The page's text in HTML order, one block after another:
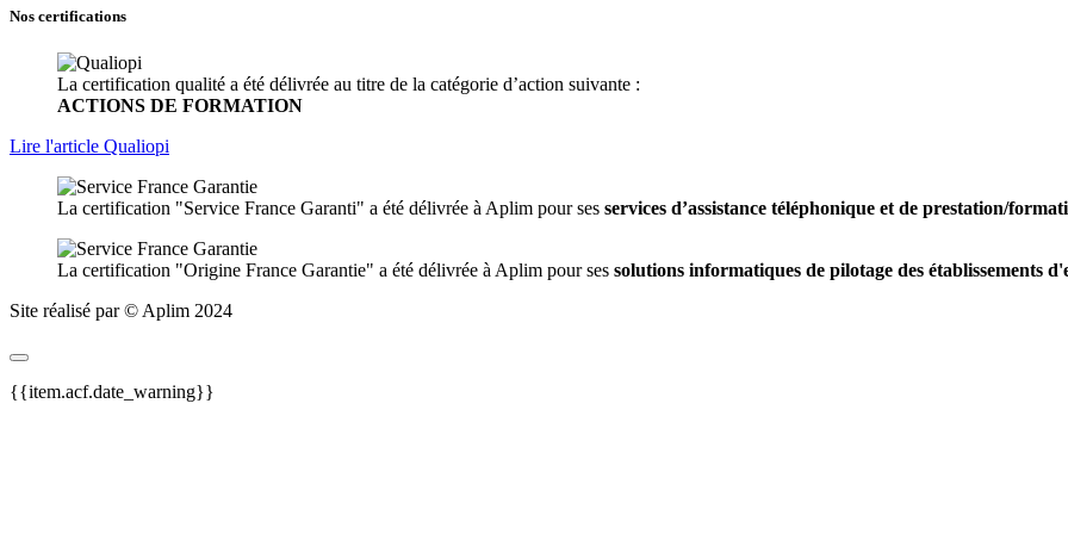
Nos certifications
La certification qualité a été délivrée au titre de la catégorie d’action suivante :
ACTIONS DE FORMATION
Lire l'article Qualiopi
La certification "Service France Garanti" a été délivrée à Aplim pour ses services d’assistance téléphonique et de prestation/
La certification "Origine France Garantie" a été délivrée à Aplim pour ses solutions informatiques de pilotage des établissements
Site réalisé par © Aplim 2024
{{item.acf.date_warning}}